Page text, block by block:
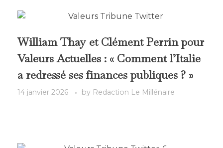
William Thay et Clément Perrin pour
Valeurs Actuelles : « Comment l’Italie
a redressé ses finances publiques ? »
14 janvier 2026 by Redaction Le Millénaire